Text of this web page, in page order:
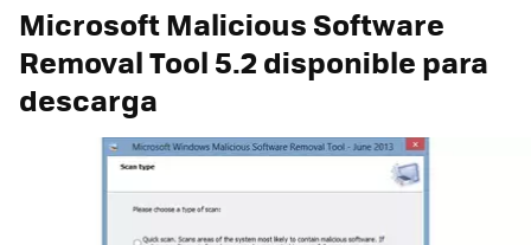
Microsoft Malicious Software
Removal Tool 5.2 disponible para
descarga